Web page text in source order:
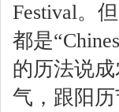
Festival。
都是
的历法说
气，跟阳